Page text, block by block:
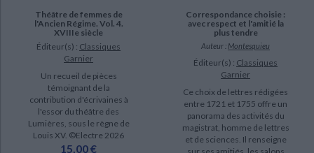
Théâtre de femmes de
l'Ancien Régime. Vol. 4.
XVIIIe siècle
Éditeur(s) : Classiques
Garnier
Un recueil de pièces
témoignant de la
contribution d'écrivaines à
l'essor du théâtre des
Lumières, sous le règne de
Louis XV. ©Electre 2026
15,00 €
Correspondance choisie :
avec respect et l'amitié la
plus tendre
Auteur : Montesquieu
Éditeur(s) : Classiques
Garnier
Ce choix de lettres rédigées
entre 1721 et 1755 offre un
panorama des activités du
magistrat, homme de lettres
et de sciences. Il renseigne